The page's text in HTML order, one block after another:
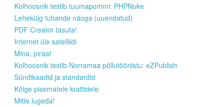
Kolhoosnik testib tuumapommi: PHPNuke
Lehekülg tuhande näoga (uuendatud)
PDF Creator tasuta!
Internet üle satelliidi
Mina, piraat
Kolhoosnik testib Norramaa põllutööriistu: eZPublish
Sündikaadid ja standardid
Kõige pisematele krattidele
Mitte lugeda!